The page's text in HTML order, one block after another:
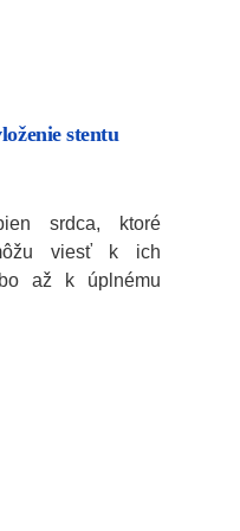
stentu
srdca, ktoré
viesť k ich
až k úplnému